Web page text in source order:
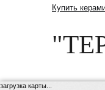
Купить
загрузка карты...